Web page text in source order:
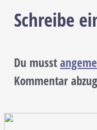
Schreibe
Du musst
Kommentar